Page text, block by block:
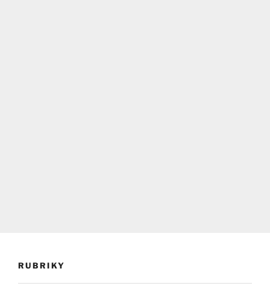
RUBRIKY